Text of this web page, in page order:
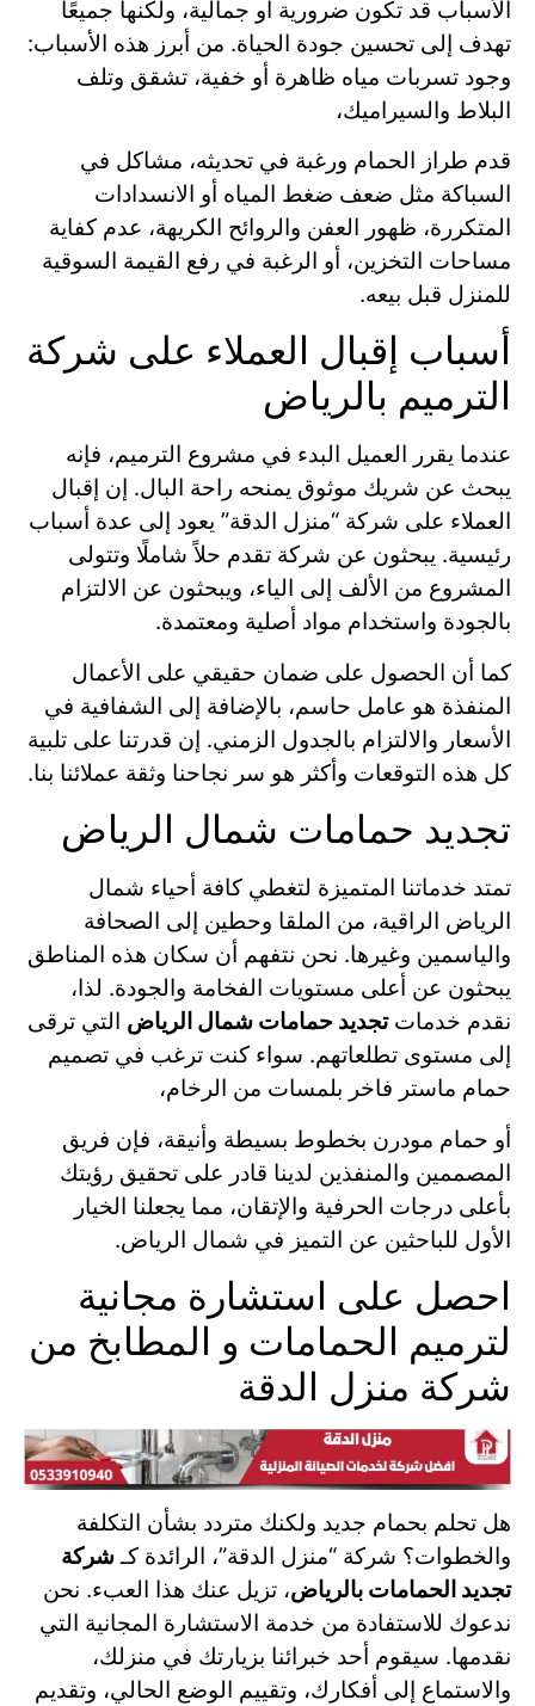
الأسباب قد تكون ضرورية أو جمالية، ولكنها جميعًا
تهدف إلى تحسين جودة الحياة. من أبرز هذه الأسباب:
وجود تسربات مياه ظاهرة أو خفية، تشقق وتلف
البلاط والسيراميك،
قدم طراز الحمام ورغبة في تحديثه، مشاكل في
السباكة مثل ضعف ضغط المياه أو الانسدادات
المتكررة، ظهور العفن والروائح الكريهة، عدم كفاية
مساحات التخزين، أو الرغبة في رفع القيمة السوقية
للمنزل قبل بيعه.
أسباب إقبال العملاء على شركة
الترميم بالرياض
عندما يقرر العميل البدء في مشروع الترميم، فإنه
يبحث عن شريك موثوق يمنحه راحة البال. إن إقبال
العملاء على شركة “منزل الدقة” يعود إلى عدة أسباب
رئيسية. يبحثون عن شركة تقدم حلاً شاملًا وتتولى
المشروع من الألف إلى الياء، ويبحثون عن الالتزام
بالجودة واستخدام مواد أصلية ومعتمدة.
كما أن الحصول على ضمان حقيقي على الأعمال
المنفذة هو عامل حاسم، بالإضافة إلى الشفافية في
الأسعار والالتزام بالجدول الزمني. إن قدرتنا على تلبية
كل هذه التوقعات وأكثر هو سر نجاحنا وثقة عملائنا بنا.
تجديد حمامات شمال الرياض
تمتد خدماتنا المتميزة لتغطي كافة أحياء شمال
الرياض الراقية، من الملقا وحطين إلى الصحافة
والياسمين وغيرها. نحن نتفهم أن سكان هذه المناطق
يبحثون عن أعلى مستويات الفخامة والجودة. لذا،
نقدم خدماتتجديد حمامات شمال الرياض التي ترقى
إلى مستوى تطلعاتهم. سواء كنت ترغب في تصميم
حمام ماستر فاخر بلمسات من الرخام،
أو حمام مودرن بخطوط بسيطة وأنيقة، فإن فريق
المصممين والمنفذين لدينا قادر على تحقيق رؤيتك
بأعلى درجات الحرفية والإتقان، مما يجعلنا الخيار
الأول للباحثين عن التميز في شمال الرياض.
احصل على استشارة مجانية
لترميم الحمامات و المطابخ من
شركة منزل الدقة
هل تحلم بحمام جديد ولكنك متردد بشأن التكلفة
والخطوات؟ شركة “منزل الدقة”، الرائدة كـشركة
تجديد الحمامات بالرياض، تزيل عنك هذا العبء. نحن
ندعوك للاستفادة من خدمة الاستشارة المجانية التي
نقدمها. سيقوم أحد خبرائنا بزيارتك في منزلك،
والاستماع إلى أفكارك، وتقييم الوضع الحالي، وتقديم